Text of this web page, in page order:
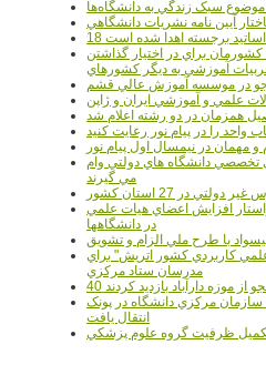
آيين نامه نشريات دانشگاهي
برجسته اهدا شده است
براي در اختيار گذاشتن
آموزشي به ديگر کشورهاي
در موسسه آموزش عالي قشم
علمي و آموزشي ايران و ژاپن
همزمان در دو رشته اعلام شد
واحد را در پیام نور رعایت کنید
و مهمان در نیمسال اول پیام نور
تخصصي دانشگاه هاي دولتي وام
مي گيرند
در 27 استان کشور
افزايش اعضاي هيات علمي
در دانشگاهها
با طرح ملي الزام و تشويق
كاربردي كشور اتريش" براي
مدرسان ستاد مرکزي
از موزه دارآباد بازديد کردند
مرکزي دانشگاه در پونک
انتقال يافت
تکميل ظرفيت گروه علوم پزشکي